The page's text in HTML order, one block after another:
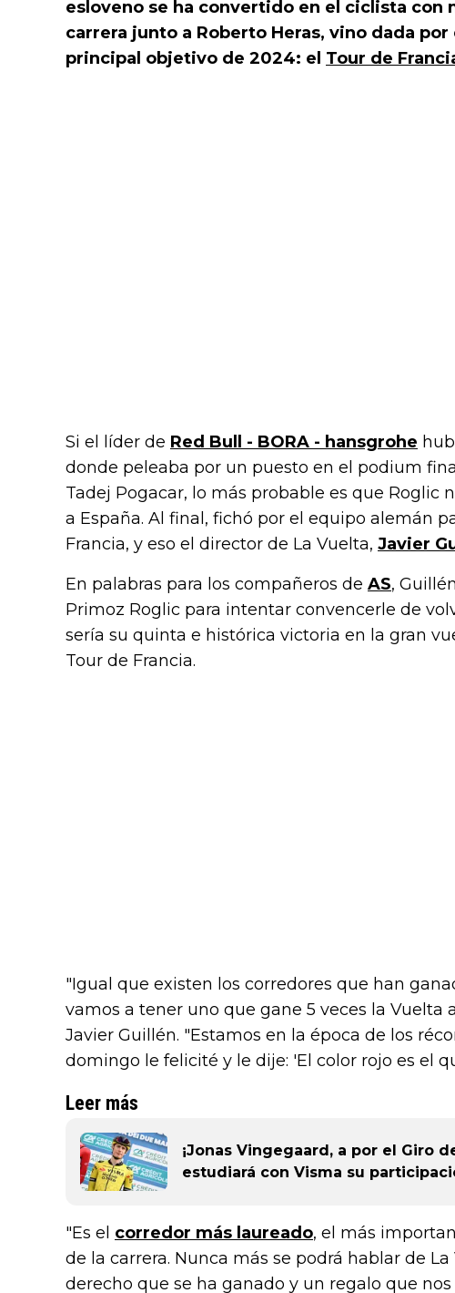
esloveno se ha convertido en el ciclista con
carrera junto a Roberto Heras, vino dada
principal objetivo de 2024: el Tour de
Si el líder de Red Bull - BORA - hansgrohe
donde peleaba por un puesto en el podium
Tadej Pogacar, lo más probable es que Roglic
a España. Al final, fichó por el equipo alemán
Francia, y eso el director de La Vuelta, Javier
En palabras para los compañeros de AS,
Primoz Roglic para intentar convencerle de
sería su quinta e histórica victoria en la gran
Tour de Francia.
"Igual que existen los corredores que han
vamos a tener uno que gane 5 veces la Vuelta
Javier Guillén. "Estamos en la época de los
domingo le felicité y le dije: 'El color rojo es el
Leer más
¡Jonas Vingegaard, a por el Giro
estudiará con Visma su
"Es el corredor más laureado, el más
de la carrera. Nunca más se podrá hablar de
derecho que se ha ganado y un regalo que